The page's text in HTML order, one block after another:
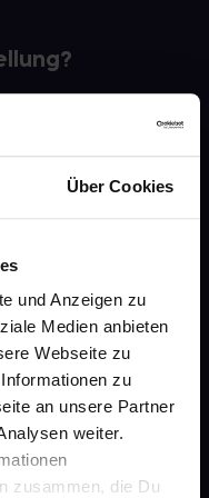
Über Cookies
und Anzeigen zu
Medien anbieten
Webseite zu
zu
an unsere Partner
weiter.
zusammen, die Du